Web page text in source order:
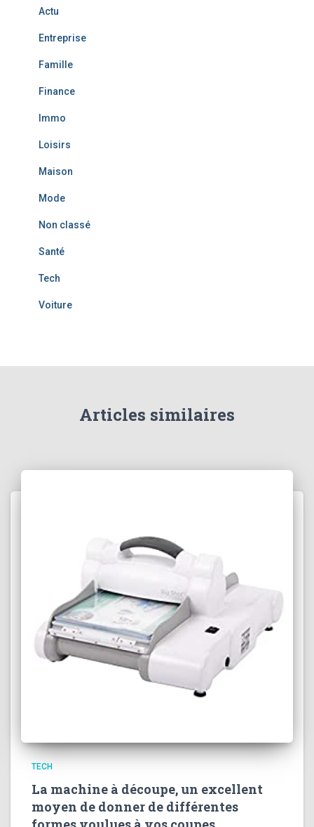
Actu
Entreprise
Famille
Finance
Immo
Loisirs
Maison
Mode
Non classé
Santé
Tech
Voiture
Articles similaires
TECH
La machine à découpe, un excellent
moyen de donner de différentes